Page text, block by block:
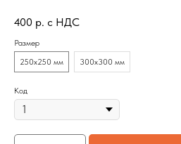
400 р. с НДС
Размер
250х250 мм
300х300 мм
Код